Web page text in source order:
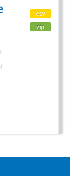
csv
zip